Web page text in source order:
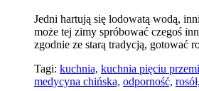
Jedni hartują się lodowatą wodą,
może tej zimy spróbować czegoś
zgodnie ze starą tradycją, gotować
Tagi: kuchnia, kuchnia pięciu
medycyna chińska, odporność, rosół,